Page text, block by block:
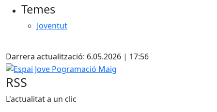
Temes
Joventut
Darrera actualització: 6.05.2026 | 17:56
Espai Jove Pogramació Maig
RSS
L'actualitat a un clic